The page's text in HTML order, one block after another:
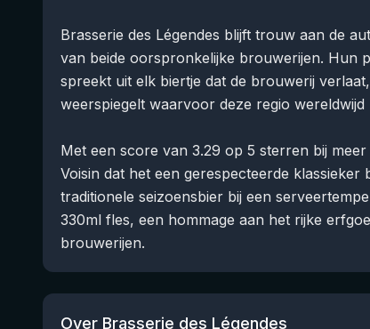
Brasserie des Légendes blijft trouw aan de
van beide oorspronkelijke brouwerijen. Hun
spreekt uit elk biertje dat de brouwerij
weerspiegelt waarvoor deze regio wereldwijd
Met een score van 3.29 op 5 sterren bij
Voisin dat het een gerespecteerde
traditionele seizoensbier bij een
330ml fles, een hommage aan het rijke
brouwerijen.
Over Brasserie des Légendes